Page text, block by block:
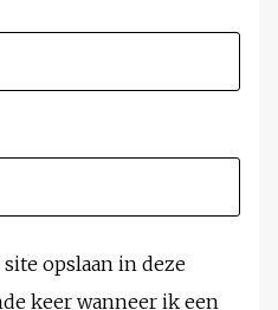
opslaan in deze
keer wanneer ik een